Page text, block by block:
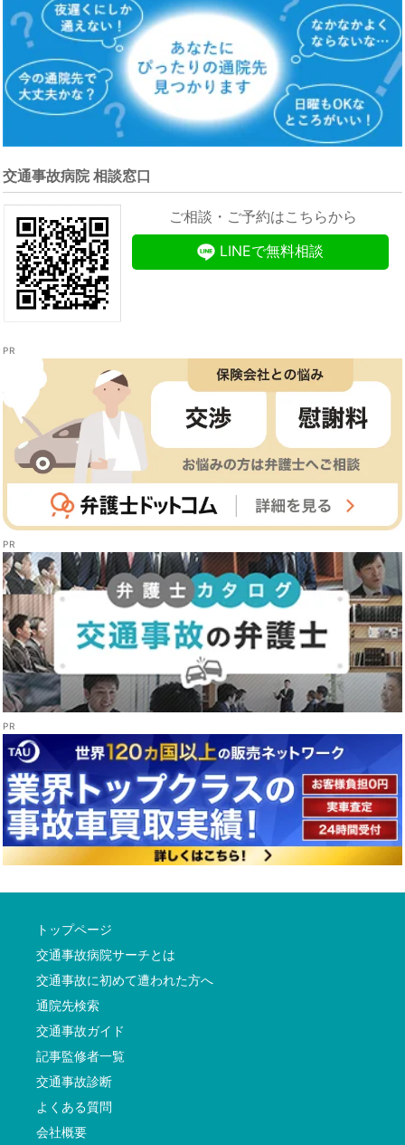
交通事故病院 相談窓口
ご相談・ご予約はこちらから
LINEで無料相談
トップページ
交通事故病院サーチとは
交通事故に初めて遭われた方へ
通院先検索
交通事故ガイド
記事監修者一覧
交通事故診断
よくある質問
会社概要